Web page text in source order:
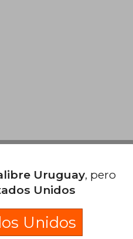
Uruguay, pero
Unidos
Unidos